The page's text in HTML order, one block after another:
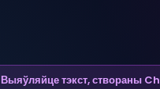
Выяўляйце тэкст, створаны